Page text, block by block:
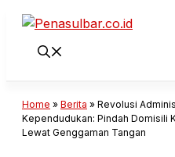
Langsung
Home » Berita » Revolusi
Kependudukan: Pindah Domisili
Lewat Genggaman Tangan